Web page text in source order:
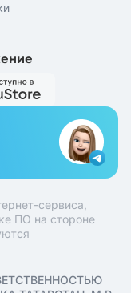
сервиса,
ПО на стороне